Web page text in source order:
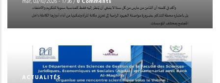
ACTUALITÉS